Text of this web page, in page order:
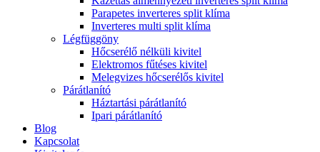
Parapetes inverteres split klíma
Inverteres multi split klíma
Légfüggöny
Hőcserélő nélküli kivitel
Elektromos fűtéses kivitel
Melegvizes hőcserélős kivitel
Párátlanító
Háztartási párátlanító
Ipari párátlanító
Blog
Kapcsolat